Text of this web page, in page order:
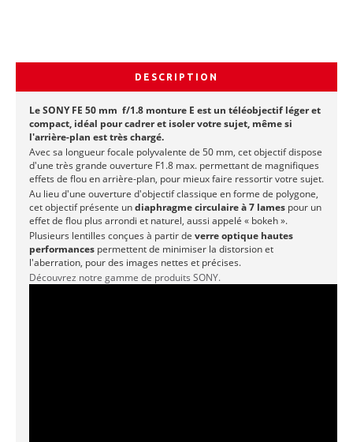
DESCRIPTION
Le SONY FE 50 mm f/1.8 monture E est un téléobjectif léger et
compact, idéal pour cadrer et isoler votre sujet, même si
l'arrière-plan est très chargé.
Avec sa longueur focale polyvalente de 50 mm, cet objectif dispose
d'une très grande ouverture F1.8 max. permettant de magnifiques
effets de flou en arrière-plan, pour mieux faire ressortir votre sujet.
Au lieu d'une ouverture d'objectif classique en forme de polygone,
cet objectif présente undiaphragme circulaire à 7 lames pour un
effet de flou plus arrondi et naturel, aussi appelé « bokeh ».
Plusieurs lentilles conçues à partir de verre optique hautes
performances permettent de minimiser la distorsion et
l'aberration, pour des images nettes et précises.
Découvrez notre gamme de produits SONY.